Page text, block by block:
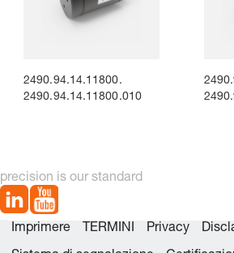
2490.94.14.11800.
2490.94.14.11800.010
precision is our standard
Imprimere TERMINI Privacy